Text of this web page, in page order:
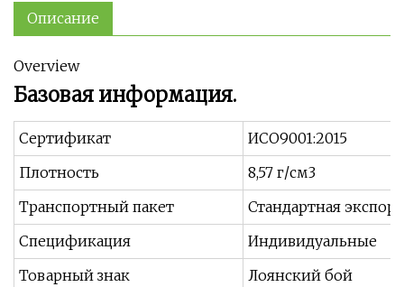
Описание
Overview
Базовая информация.
Сертификат
ИСО9001:2015
Плотность
8,57 г/см3
Транспортный пакет
Стандартная
Спецификация
Индивидуальные
Товарный знак
Лоянский бой